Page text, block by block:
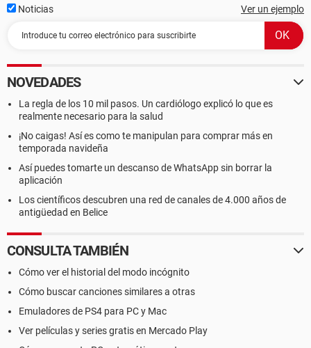
Noticias Ver un ejemplo
NOVEDADES
La regla de los 10 mil pasos. Un cardiólogo explicó lo que es
realmente necesario para la salud
¡No caigas! Así es como te manipulan para comprar más en
temporada navideña
Así puedes tomarte un descanso de WhatsApp sin borrar la
aplicación
Los científicos descubren una red de canales de 4.000 años de
antigüedad en Belice
CONSULTA TAMBIÉN
Cómo ver el historial del modo incógnito
Cómo buscar canciones similares a otras
Emuladores de PS4 para PC y Mac
Ver películas y series gratis en Mercado Play